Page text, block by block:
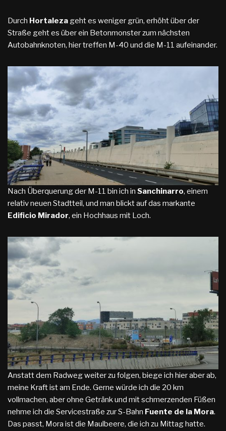
Durch Hortaleza geht es weniger grün, erhöht über der
Straße geht es über ein Betonmonster zum nächsten
Autobahnknoten, hier treffen M-40 und die M-11 aufeinander.
Nach Überquerung der M-11 bin ich in Sanchinarro, einem
relativ neuen Stadtteil, und man blickt auf das markante
Edificio Mirador, ein Hochhaus mit Loch.
Anstatt dem Radweg weiter zu folgen, biege ich hier aber ab,
meine Kraft ist am Ende. Gerne würde ich die 20 km
vollmachen, aber ohne Getränk und mit schmerzenden Füßen
nehme ich die Servicestraße zur S-Bahn Fuente de la Mora.
Das passt, Mora ist die Maulbeere, die ich zu Mittag hatte.